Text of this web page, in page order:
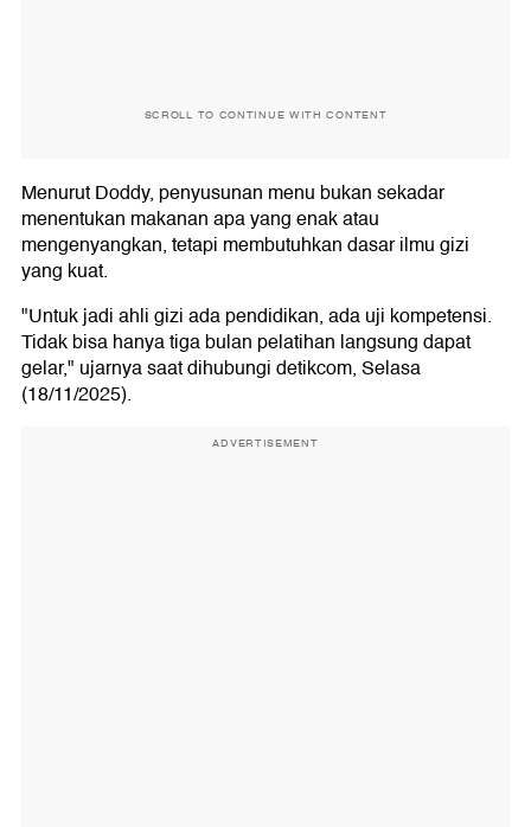
SCROLL TO CONTINUE WITH CONTENT
Menurut Doddy, penyusunan menu bukan sekadar
menentukan makanan apa yang enak atau
mengenyangkan, tetapi membutuhkan dasar ilmu gizi
yang kuat.
"Untuk jadi ahli gizi ada pendidikan, ada uji kompetensi.
Tidak bisa hanya tiga bulan pelatihan langsung dapat
gelar," ujarnya saat dihubungi detikcom, Selasa
(18/11/2025).
ADVERTISEMENT